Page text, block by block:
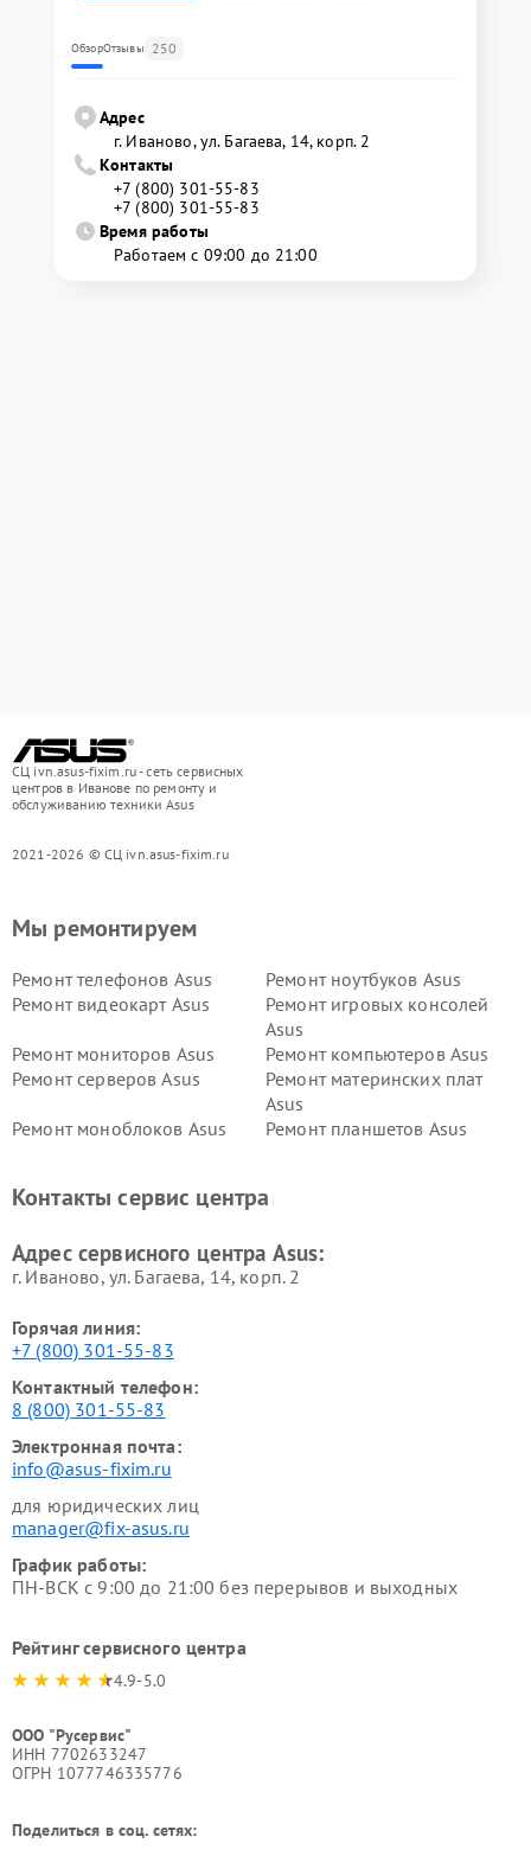
ОбзорОтзывы 250
Адрес
г. Иваново, ул. Багаева, 14, корп. 2
Контакты
+7 (800) 301-55-83
+7 (800) 301-55-83
Время работы
Работаем с 09:00 до 21:00
СЦ ivn.asus-fixim.ru - сеть сервисных
центров в Иванове по ремонту и
обслуживанию техники Asus
2021-2026 © СЦ ivn.asus-fixim.ru
Мы ремонтируем
Ремонт телефонов Asus
Ремонт ноутбуков Asus
Ремонт видеокарт Asus
Ремонт игровых консолей
Asus
Ремонт мониторов Asus
Ремонт компьютеров Asus
Ремонт серверов Asus
Ремонт материнских плат
Asus
Ремонт моноблоков Asus
Ремонт планшетов Asus
Контакты сервис центра
Адрес сервисного центра Asus:
г. Иваново, ул. Багаева, 14, корп. 2
Горячая линия:
+7 (800) 301-55-83
Контактный телефон:
8 (800) 301-55-83
Электронная почта:
info@asus-fixim.ru
для юридических лиц
manager@fix-asus.ru
График работы:
ПН-ВСК с 9:00 до 21:00 без перерывов и выходных
Рейтинг сервисного центра
4.9-5.0
ООО "Русервис"
ИНН 7702633247
ОГРН 1077746335776
Поделиться в соц. сетях: